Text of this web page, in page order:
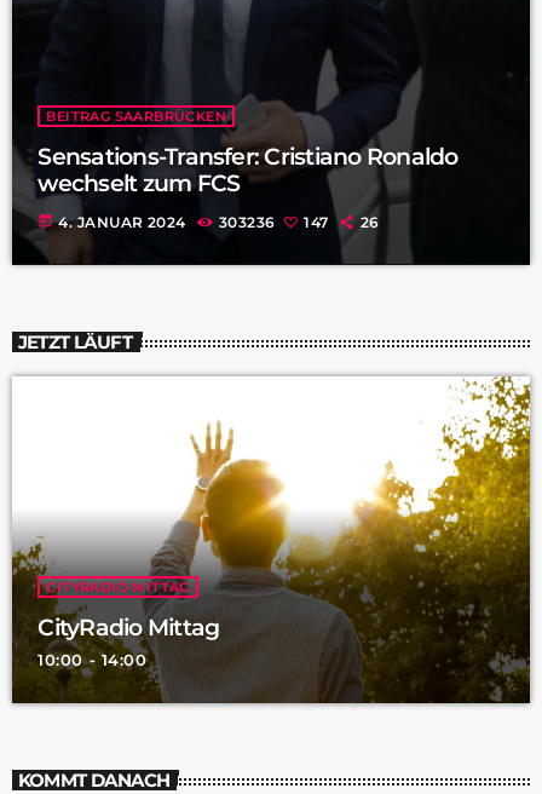
BEITRAG SAARBRÜCKEN
Sensations-Transfer: Cristiano Ronaldo
wechselt zum FCS
today 4. JANUAR 2024 303236 147 26
JETZT LÄUFT
CITYRADIO MITTAG
CityRadio Mittag
10:00 - 14:00
KOMMT DANACH